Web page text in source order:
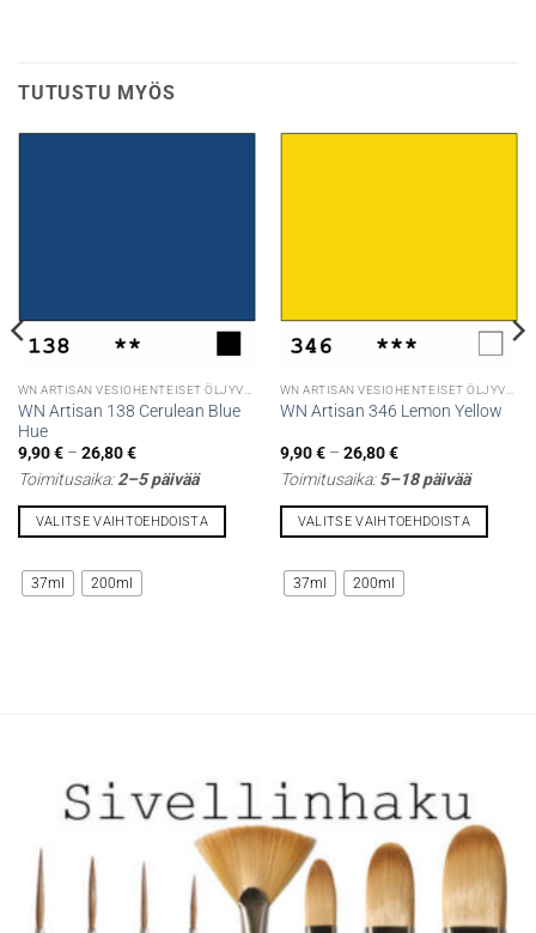
TUTUSTU MYÖS
WN Artisan 138 Cerulean Blue
Hue
9,90€ – 26,80€Hintaluokka:
-
Toimitusaika:2–5 päivää
VALITSE VAIHTOEHDOISTA
tuotteella
on
37ml 200ml
WN Artisan 346 Lemon Yellow
9,90€ – 26,80€Hintaluokka:
-
Toimitusaika:5–18 päivää
VALITSE VAIHTOEHDOISTA
tuotteella
on
37ml 200ml